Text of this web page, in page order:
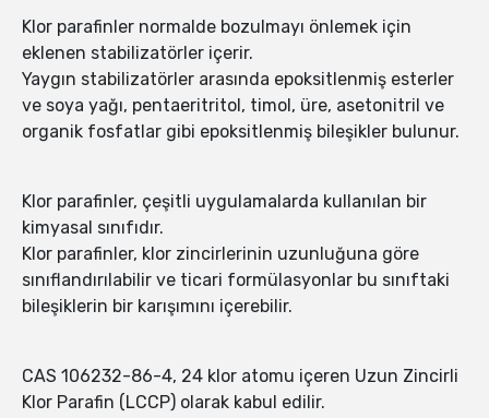
Klor parafinler normalde bozulmayı önlemek için
eklenen stabilizatörler içerir.
Yaygın stabilizatörler arasında epoksitlenmiş esterler
ve soya yağı, pentaeritritol, timol, üre, asetonitril ve
organik fosfatlar gibi epoksitlenmiş bileşikler bulunur.
Klor parafinler, çeşitli uygulamalarda kullanılan bir
kimyasal sınıfıdır.
Klor parafinler, klor zincirlerinin uzunluğuna göre
sınıflandırılabilir ve ticari formülasyonlar bu sınıftaki
bileşiklerin bir karışımını içerebilir.
CAS 106232-86-4, 24 klor atomu içeren Uzun Zincirli
Klor Parafin (LCCP) olarak kabul edilir.